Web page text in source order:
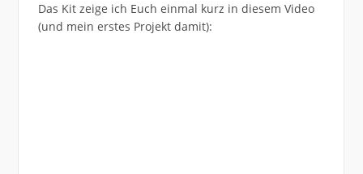
Das Kit zeige ich Euch einmal kurz in diesem Video
(und mein erstes Projekt damit):